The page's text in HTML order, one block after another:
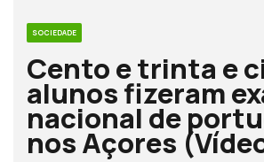
SOCIEDADE
Cento e trinta e
alunos fizeram
nacional de
nos Açores